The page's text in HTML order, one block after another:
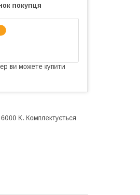
покупця
ви можете купити
К. Комплектується